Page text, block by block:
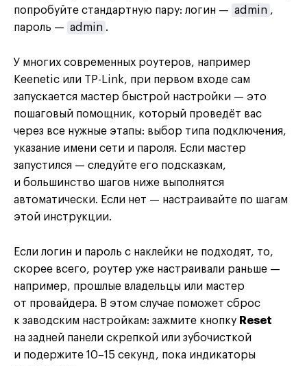
попробуйте стандартную пару: логин — admin ,
пароль — admin .
У многих современных роутеров, например
Keenetic или TP-Link, при первом входе сам
запускается мастер быстрой настройки — это
пошаговый помощник, который проведёт вас
через все нужные этапы: выбор типа подключения,
указание имени сети и пароля. Если мастер
запустился — следуйте его подсказкам,
и большинство шагов ниже выполнятся
автоматически. Если нет — настраивайте по шагам
этой инструкции.
Если логин и пароль с наклейки не подходят, то,
скорее всего, роутер уже настраивали раньше —
например, прошлые владельцы или мастер
от провайдера. В этом случае поможет сброс
к заводским настройкам: зажмите кнопку Reset
на задней панели скрепкой или зубочисткой
и подержите 10–15 секунд, пока индикаторы